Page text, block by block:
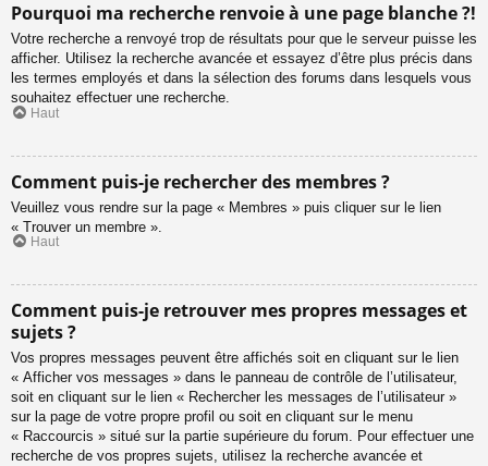
Pourquoi ma recherche renvoie à une page blanche ?!
Votre recherche a renvoyé trop de résultats pour que le serveur puisse les
afficher. Utilisez la recherche avancée et essayez d’être plus précis dans
les termes employés et dans la sélection des forums dans lesquels vous
souhaitez effectuer une recherche.
Haut
Comment puis-je rechercher des membres ?
Veuillez vous rendre sur la page « Membres » puis cliquer sur le lien
« Trouver un membre ».
Haut
Comment puis-je retrouver mes propres messages et
sujets ?
Vos propres messages peuvent être affichés soit en cliquant sur le lien
« Afficher vos messages » dans le panneau de contrôle de l’utilisateur,
soit en cliquant sur le lien « Rechercher les messages de l’utilisateur »
sur la page de votre propre profil ou soit en cliquant sur le menu
« Raccourcis » situé sur la partie supérieure du forum. Pour effectuer une
recherche de vos propres sujets, utilisez la recherche avancée et